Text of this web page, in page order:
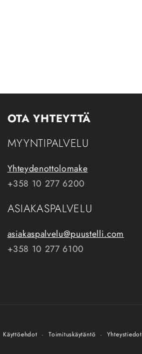
OTA YHTEYTTÄ
MYYNTIPALVELU
Yhteydenottolomake
+358 10 277 6200
ASIAKASPALVELU
asiakaspalvelu@puustelli.com
+358 10 277 6100
Käyttöehdot Toimituskäytäntö Yhteystiedot